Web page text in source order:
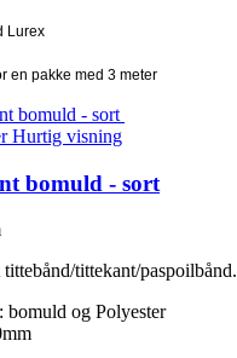
Lurex
en pakke med 3 meter
Hurtig visning
bomuld - sort
tittekant/paspoilbånd.
bomuld og Polyester